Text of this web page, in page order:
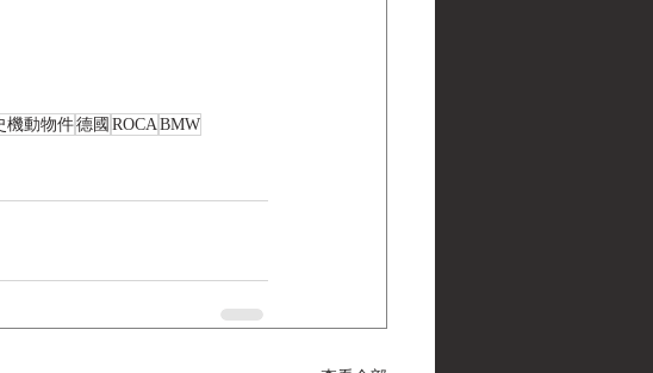
機動物件德國 ROCABMW